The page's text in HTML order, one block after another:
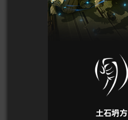
土石坍方